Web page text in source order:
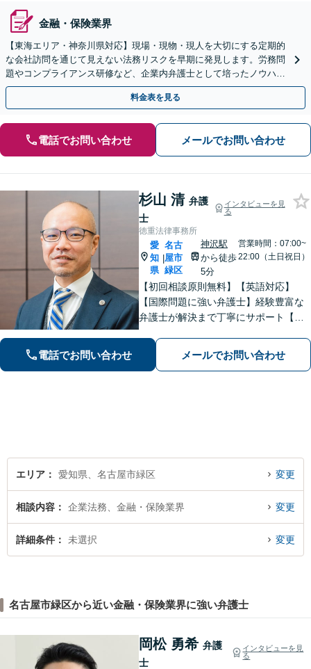
金融・保険業界
【東海エリア・神奈川県対応】現場・現物・現人を大切にする定期的
な会社訪問を通じて見えない法務リスクを早期に発見します。労務問
題やコンプライアンス研修など、企業内弁護士として培ったノウハウ
をフル活用し、経営の安定化を強力にサポートします。
料金表を見る
電話でお問い合わせ メールでお問い合わせ
杉山 清 弁護
士
インタビューを見
る
徳重法律事務所
愛
知
県
|
名古
屋市
緑区
神沢駅
から徒歩
5分
営業時間：07:00~
22:00（土日祝日）
【初回相談原則無料】【英語対応】
【国際問題に強い弁護士】経験豊富な
弁護士が解決まで丁寧にサポート【離
の問題まで親身になって対応！【刑事
事件】早期釈放に向けて迅速に対処
電話でお問い合わせ メールでお問い合わせ
エリア 愛知県、名古屋市緑区 変更
相談内容 企業法務、金融・保険業界 変更
詳細条件 未選択 変更
名古屋市緑区から近い金融・保険業界に強い弁護士
岡松 勇希 弁護
士
インタビューを見
る